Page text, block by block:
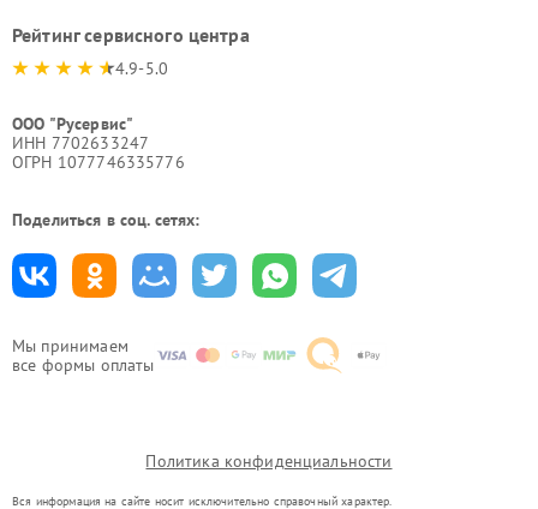
Мы принимаем
все формы оплаты
Рейтинг сервисного центра
4.9-5.0
ООО "Русервис"
ИНН 7702633247
ОГРН 1077746335776
Поделиться в соц. сетях:
Политика конфиденциальности
Вся информация на сайте носит исключительно справочный характер.